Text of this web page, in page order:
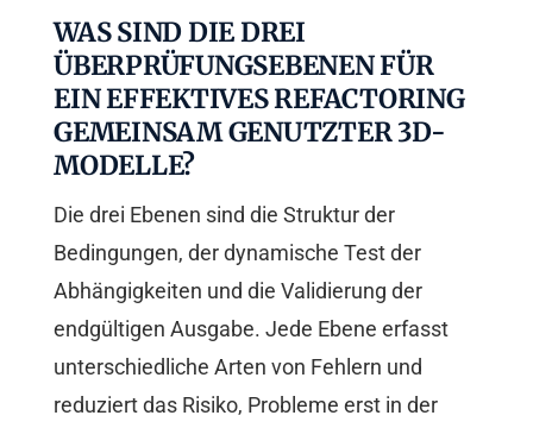
WAS SIND DIE DREI
ÜBERPRÜFUNGSEBENEN FÜR
EIN EFFEKTIVES REFACTORING
GEMEINSAM GENUTZTER 3D-
MODELLE?
Die drei Ebenen sind die Struktur der
Bedingungen, der dynamische Test der
Abhängigkeiten und die Validierung der
endgültigen Ausgabe. Jede Ebene erfasst
unterschiedliche Arten von Fehlern und
reduziert das Risiko, Probleme erst in der